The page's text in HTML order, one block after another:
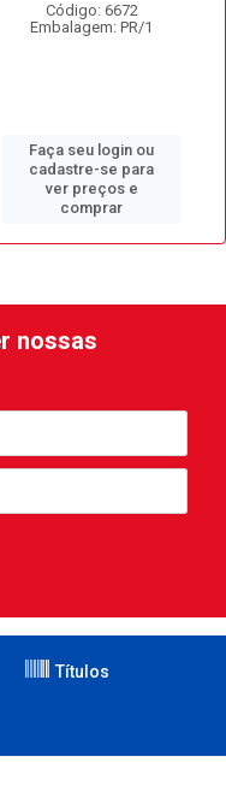
Código: 6672
Embalagem: PR/1
Faça seu login ou
cadastre-se para
ver preços e
comprar
nossas
Títulos